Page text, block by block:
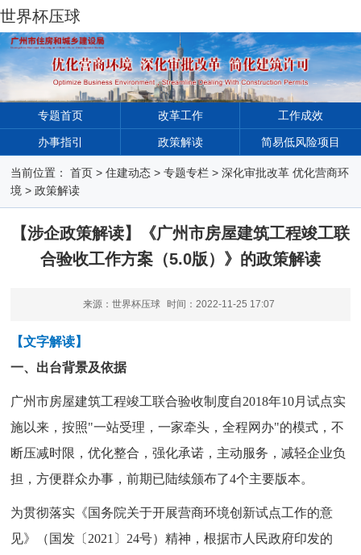
世界杯压球
专题首页 改革工作 工作成效
办事指引 政策解读 简易低风险项目
当前位置： 首页 >住建动态 >专题专栏 >深化审批改革 优化营商环
境 >政策解读
【涉企政策解读】《广州市房屋建筑工程竣工联
合验收工作方案（5.0版）》的政策解读
来源：世界杯压球 时间： 2022-11-25 17:07
【文字解读】
一、出台背景及依据
广州市房屋建筑工程竣工联合验收制度自2018年10月试点实
施以来，按照"一站受理，一家牵头，全程网办"的模式，不
断压减时限，优化整合，强化承诺，主动服务，减轻企业负
担，方便群众办事，前期已陆续颁布了4个主要版本。
为贯彻落实《国务院关于开展营商环境创新试点工作的意
见》（国发〔2021〕24号）精神，根据市人民政府印发的